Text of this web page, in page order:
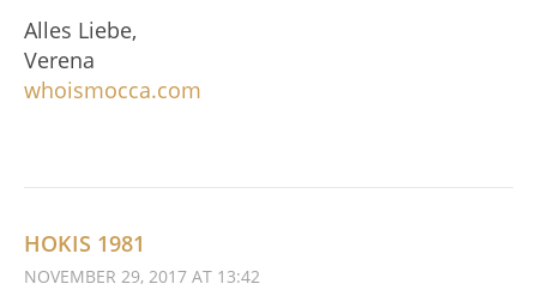
Alles Liebe,
Verena
whoismocca.com
HOKIS 1981
NOVEMBER 29, 2017 AT 13:42